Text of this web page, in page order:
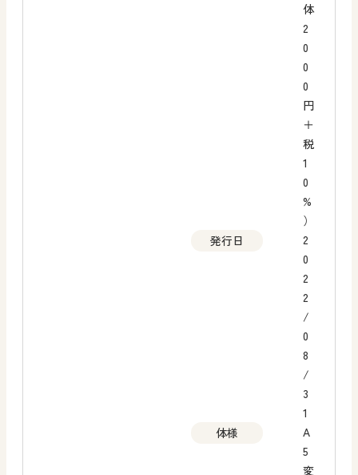
体
2
0
0
0
円
＋
税
1
0
%
）
発行日
2
0
2
2
/
0
8
/
3
1
体様
A
5
変